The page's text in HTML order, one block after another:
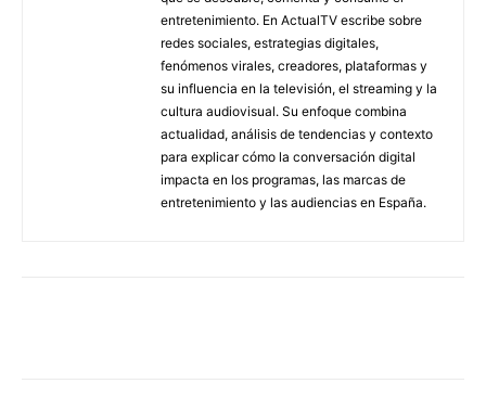
entretenimiento. En ActualTV escribe sobre
redes sociales, estrategias digitales,
fenómenos virales, creadores, plataformas y
su influencia en la televisión, el streaming y la
cultura audiovisual. Su enfoque combina
actualidad, análisis de tendencias y contexto
para explicar cómo la conversación digital
impacta en los programas, las marcas de
entretenimiento y las audiencias en España.